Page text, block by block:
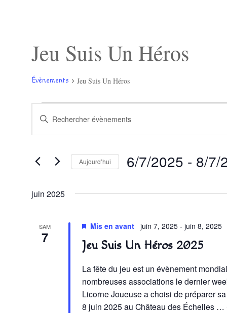
Jeu Suis Un Héros
Évènements Jeu Suis Un Héros
Évènements
Recherche
navigation
de
Évènements
Saisir
mot-
par
mot-
Aujourd’hui 6/7/2025 - 8/7/
date.
juin 2025
SAM
7 Jeu Suis Un Héros 2025
Mis en avant juin 7, 2025 -juin 8, 2025
La fête du jeu est un évènement
nombreuses associations le dernier
Licorne Joueuse a choisi de préparer
8 juin 2025 au Château des Échelles …